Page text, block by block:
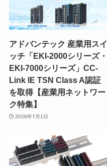
アドバンテック 産業用スイ
ッチ「EKI-2000シリーズ・
EKI-7000シリーズ」CC-
Link IE TSN Class A認証
を取得【産業用ネットワー
ク特集】
2026年7月1日